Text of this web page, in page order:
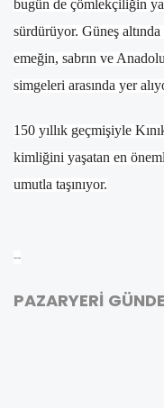
bugün de çömlekçiliğin
sürdürüyor. Güneş
emeğin, sabrın ve
simgeleri arasında yer
150 yıllık geçmişiyle
kimliğini yaşatan en
umutla taşınıyor.
--
PAZARYERİ